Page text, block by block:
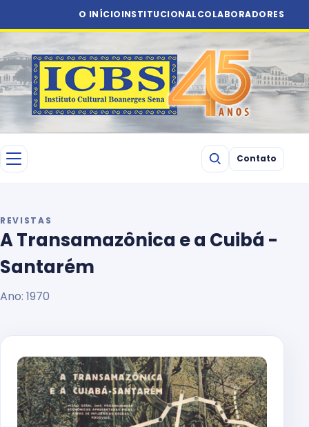
O INÍCIOINSTITUCIONALCOLABORADORES
Contato
REVISTAS
A Transamazônica e a Cuibá -
Santarém
Ano: 1970